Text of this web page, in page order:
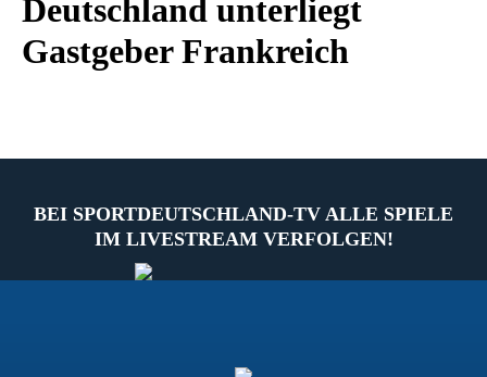
Deutschland unterliegt
Gastgeber Frankreich
BEI SPORTDEUTSCHLAND-TV ALLE SPIELE
IM LIVESTREAM VERFOLGEN!